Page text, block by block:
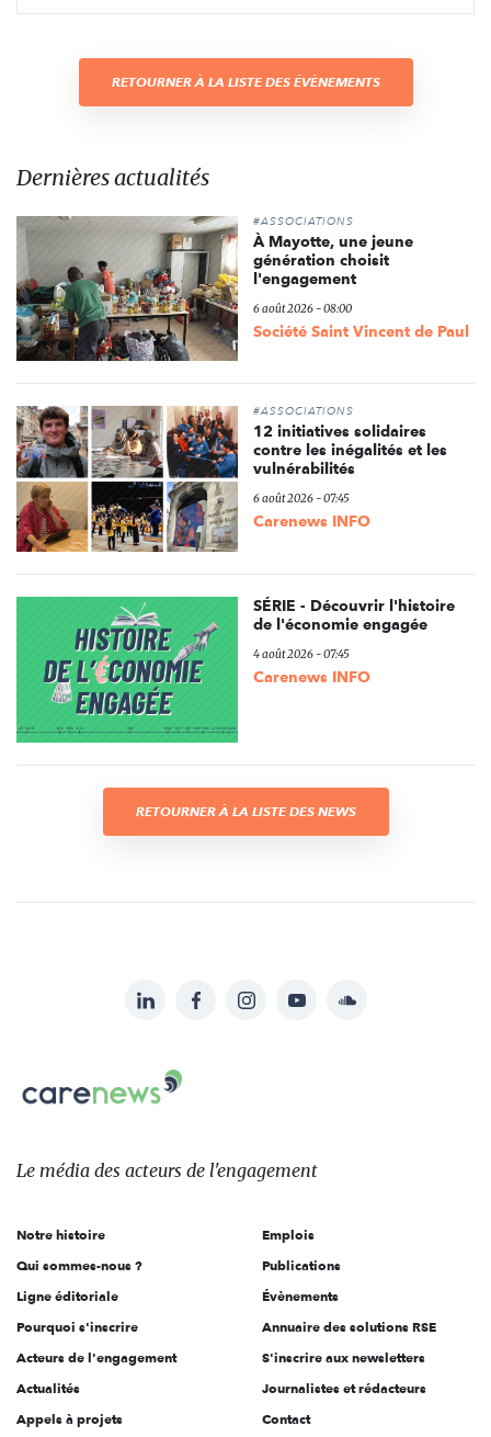
RETOURNER À LA LISTE DES ÉVÈNEMENTS
Dernières actualités
#ASSOCIATIONS
À Mayotte, une jeune
génération choisit
l'engagement
6 août 2026 - 08:00
Société Saint Vincent de Paul
#ASSOCIATIONS
12 initiatives solidaires
contre les inégalités et les
vulnérabilités
6 août 2026 - 07:45
Carenews INFO
SÉRIE - Découvrir l'histoire
de l'économie engagée
4 août 2026 - 07:45
Carenews INFO
RETOURNER À LA LISTE DES NEWS
sur:
LinkedInFacebookInstagramYouTubeSoundcloud
Carenews,
Le
des
l'engagement
Le média des acteurs de l'engagement
Notre histoire
Qui sommes-nous ?
Ligne éditoriale
Pourquoi s'inscrire
Acteurs de l'engagement
Actualités
Appels à projets
Emplois
Publications
Évènements
Annuaire des solutions RSE
S'inscrire aux newsletters
Journalistes et rédacteurs
Contact